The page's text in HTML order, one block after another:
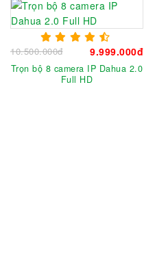
10.500.000đ 9.999.000đ
Trọn bộ 8 camera IP Dahua 2.0
Full HD